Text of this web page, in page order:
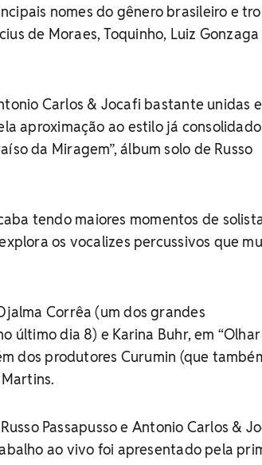
nomes do gênero brasileiro e
de Moraes, Toquinho, Luiz Gonzaga
Carlos & Jocafi bastante unidas
aproximação ao estilo já
da Miragem”, álbum solo de Russo
tendo maiores momentos de
os vocalizes percussivos que
Corrêa (um dos grandes
último dia 8) e Karina Buhr, em “Olhar
dos produtores Curumin (que
Passapusso e Antonio Carlos &
ao vivo foi apresentado pela